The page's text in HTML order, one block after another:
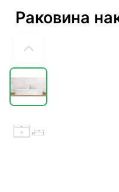
Раковина